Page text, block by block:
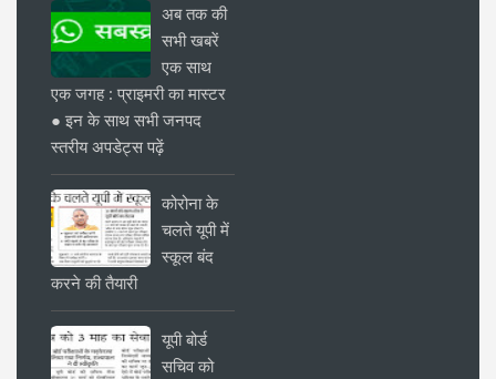
अब तक की
सभी खबरें
एक साथ
एक जगह : प्राइमरी का मास्टर
● इन के साथ सभी जनपद
स्तरीय अपडेट्स पढ़ें
कोरोना के
चलते यूपी में
स्कूल बंद
करने की तैयारी
यूपी बोर्ड
सचिव को